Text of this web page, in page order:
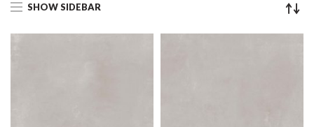
SHOW SIDEBAR